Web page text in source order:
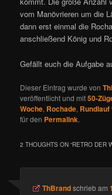
vom Manövrieren um die
dann erst einmal die
anschließend König und
Gefällt euch die Aufgabe
Dieser Eintrag wurde von
veröffentlicht und mit50-
Woche, Rochade, Rundlauf
für den Permalink.
2 THOUGHTS ON “RETRO DER
ThBrandschriebam